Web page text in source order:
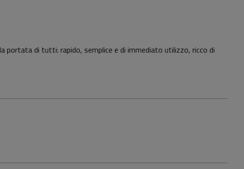
portata di tutti: rapido, semplice e di immediato utilizzo, ricco di